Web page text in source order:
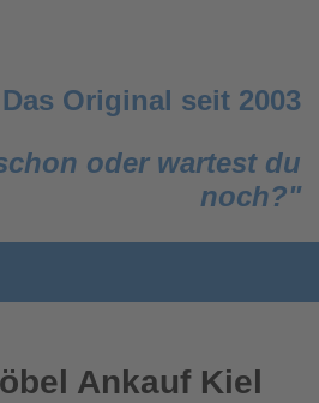
Das Original seit 2003
oder wartest du
noch?"
Ankauf Kiel